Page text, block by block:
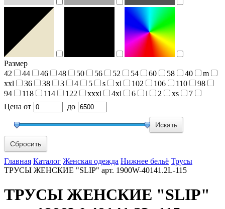
Размер
42
44 46 48 50 56 52 54 60 58 40
m
xxl
36 38 3 4 5 s xl 102 106 110
98
94
118 114 122 xxxl 4xl 6 l 2 xs
7
Цена от до
Сбросить
Главная Каталог Женская одежда Нижнее бельё Трусы
ТРУСЫ ЖЕНСКИЕ "SLIP" арт. 1900W-40141.2L-115
ТРУСЫ ЖЕНСКИЕ "SLIP"